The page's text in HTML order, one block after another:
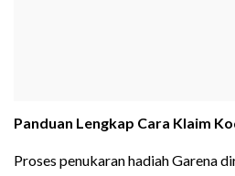
Panduan Lengkap Cara Klaim
Proses penukaran hadiah Garena